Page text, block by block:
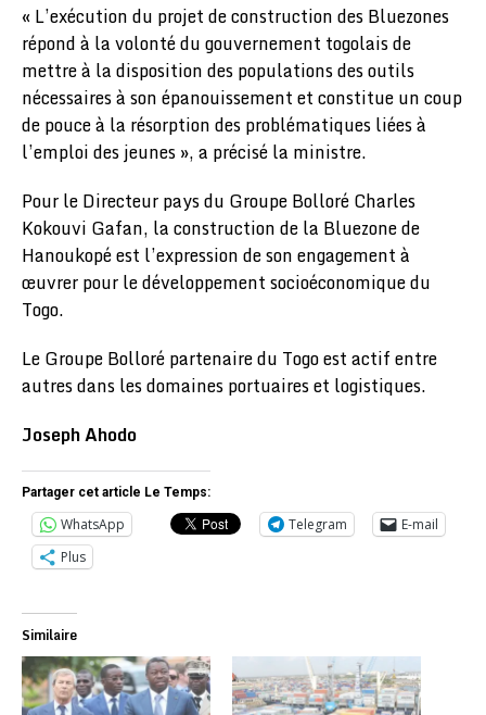
« L’exécution du projet de construction des Bluezones
répond à la volonté du gouvernement togolais de
mettre à la disposition des populations des outils
nécessaires à son épanouissement et constitue un coup
de pouce à la résorption des problématiques liées à
l’emploi des jeunes », a précisé la ministre.
Pour le Directeur pays du Groupe Bolloré Charles
Kokouvi Gafan, la construction de la Bluezone de
Hanoukopé est l’expression de son engagement à
œuvrer pour le développement socioéconomique du
Togo.
Le Groupe Bolloré partenaire du Togo est actif entre
autres dans les domaines portuaires et logistiques.
Joseph Ahodo
Partager cet article Le Temps:
WhatsApp Telegram
E-mail
Plus
Similaire